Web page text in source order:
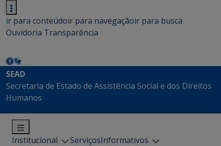
ir para conteúdoir para navegaçãoir para busca
Ouvidoria Transparência
SEAD
Secretaria de Estado de Assistência Social e dos Direitos
Humanos
Institucional ServiçosInformativos